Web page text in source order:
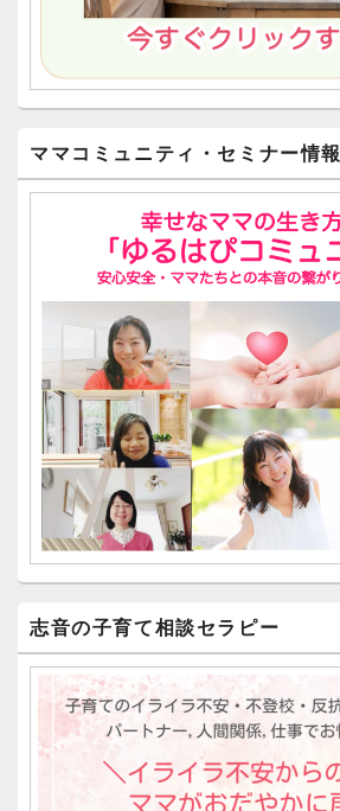
ママコミュニティ・セミナー情報
志音の子育て相談セラピー